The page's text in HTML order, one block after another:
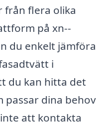
flera olika
på xn--
du enkelt jämföra
i
du kan hitta det
passar dina behov
att kontakta